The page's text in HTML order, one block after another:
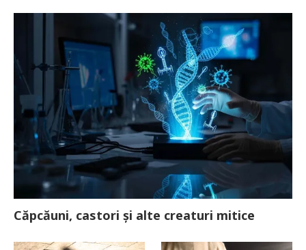
Căpcăuni, castori și alte creaturi mitice